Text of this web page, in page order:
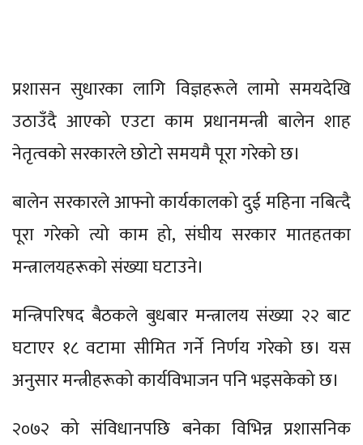
प्रशासन सुधारका लागि विज्ञहरूले लामो समयदेखि
उठाउँदै आएको एउटा काम प्रधानमन्त्री बालेन शाह
नेतृत्वको सरकारले छोटो समयमै पूरा गरेको छ।
बालेन सरकारले आफ्नो कार्यकालको दुई महिना नबित्दै
पूरा गरेको त्यो काम हो, संघीय सरकार मातहतका
मन्त्रालयहरूको संख्या घटाउने।
मन्त्रिपरिषद बैठकले बुधबार मन्त्रालय संख्या २२ बाट
घटाएर १८ वटामा सीमित गर्ने निर्णय गरेको छ। यस
अनुसार मन्त्रीहरूको कार्यविभाजन पनि भइसकेको छ।
२०७२ को संविधानपछि बनेका विभिन्न प्रशासनिक